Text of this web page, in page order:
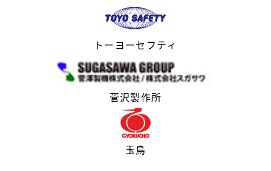
トーヨーセフティ
菅沢製作所
玉鳥